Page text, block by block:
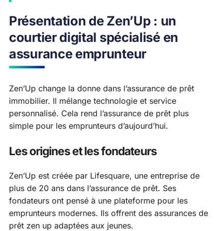
Présentation de Zen’Up : un
courtier digital spécialisé en
assurance emprunteur
Zen’Up change la donne dans l’assurance de prêt
immobilier. Il mélange technologie et service
personnalisé. Cela rend l’assurance de prêt plus
simple pour les emprunteurs d’aujourd’hui.
Les origines et les fondateurs
Zen’Up est créée par Lifesquare, une entreprise de
plus de 20 ans dans l’assurance de prêt. Ses
fondateurs ont pensé à une plateforme pour les
emprunteurs modernes. Ils offrent des assurances de
prêt zen up adaptées aux jeunes.